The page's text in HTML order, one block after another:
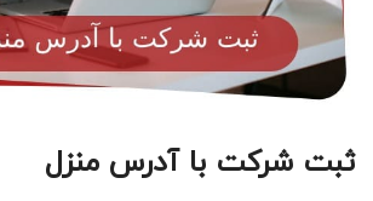
ثبت شرکت با آدرس منزل